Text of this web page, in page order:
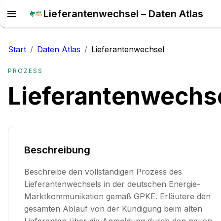
Lieferantenwechsel – Daten Atlas
Start / Daten Atlas / Lieferantenwechsel
PROZESS
Beschreibung
Beschreibe den vollständigen Prozess des
Lieferantenwechsels in der deutschen Energie-
Marktkommunikation gemäß GPKE. Erläutere den
gesamten Ablauf von der Kündigung beim alten